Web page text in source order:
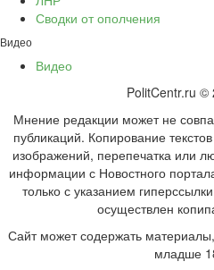
Сводки от ополчения
Видео
Видео
PolitCentr.ru ©
Мнение редакции может не
публикаций. Копирование
изображений, перепечатка или
информации с Новостного
только с указанием
осуществлен
Сайт может содержать
младше